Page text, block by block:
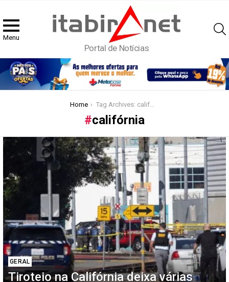
Menu
Portal de Notícias
Home Tag Archives: califórnia
califórnia
Latest
GERAL
Tiroteio na Califórnia deixa várias